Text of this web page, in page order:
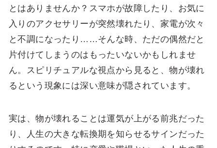
とはありませんか？スマホが故障したり、お気に
入りのアクセサリーが突然壊れたり、家電が次々
と不調になったり……そんな時、ただの偶然だと
片付けてしまうのはもったいないかもしれませ
ん。スピリチュアルな視点から見ると、物が壊れ
るという現象には深い意味が隠されています。
実は、物が壊れることは運気が上がる前兆だった
り、人生の大きな転換期を知らせるサインだった